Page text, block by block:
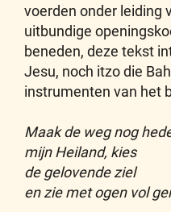
voerden onder leiding
uitbundige
beneden, deze tekst
Jesu, noch itzo die
instrumenten van het
Maak de weg nog
mijn Heiland, kies
de gelovende ziel
en zie met ogen vol